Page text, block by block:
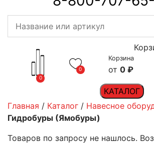
0
0
Корзина
0 ₽
КАТАЛОГ
Главная / Каталог / Навесное
Гидробуры (Ямобуры)
Товаров по запросу не нашлось.